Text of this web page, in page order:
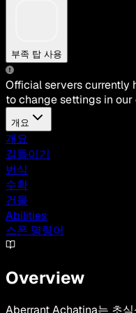
부족 탑 사용
Official servers currently
to change settings in our
개요
개요
길들이기
번식
수확
건물
Abilities
스폰 명령어
Overview
Aberrant Achatina는 초